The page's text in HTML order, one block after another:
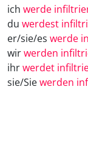
ich werde
du werdest
er/sie/es werde
wirwerden
ihrwerdet
sie/Siewerden